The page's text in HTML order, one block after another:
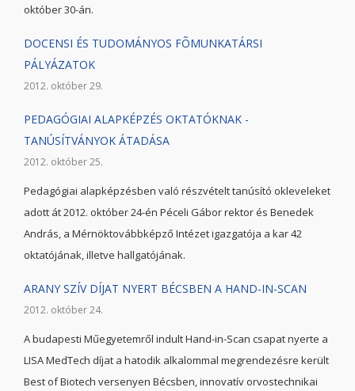
október 30-án.
DOCENSI ÉS TUDOMÁNYOS FÕMUNKATÁRSI
PÁLYÁZATOK
2012. október 29.
PEDAGÓGIAI ALAPKÉPZÉS OKTATÓKNAK -
TANÚSÍTVÁNYOK ÁTADÁSA
2012. október 25.
Pedagógiai alapképzésben való részvételt tanúsító okleveleket
adott át 2012. október 24-én Péceli Gábor rektor és Benedek
András, a Mérnöktovábbképző Intézet igazgatója a kar 42
oktatójának, illetve hallgatójának.
ARANY SZÍV DÍJAT NYERT BÉCSBEN A HAND-IN-SCAN
2012. október 24.
A budapesti Műegyetemről indult Hand-in-Scan csapat nyerte a
LISA MedTech díjat a hatodik alkalommal megrendezésre került
Best of Biotech versenyen Bécsben, innovatív orvostechnikai